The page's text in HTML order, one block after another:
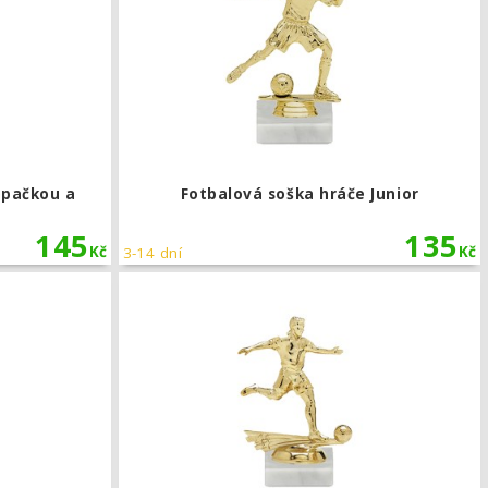
a
145Kč
Fotbalová soška hráče Junior
135Kč
3-14 dní